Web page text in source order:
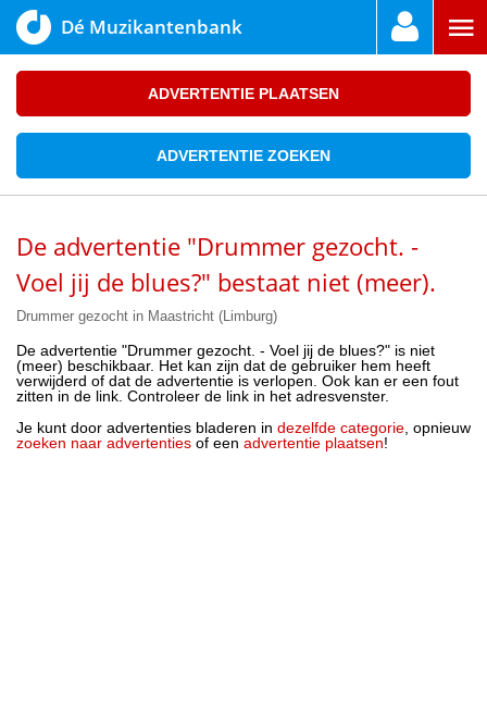
Dé Muzikantenbank
ADVERTENTIE PLAATSEN
ADVERTENTIE ZOEKEN
De advertentie "Drummer gezocht. -
Voel jij de blues?" bestaat niet (meer).
Drummer gezocht in Maastricht (Limburg)
De advertentie "Drummer gezocht. - Voel jij de blues?" is niet
(meer) beschikbaar. Het kan zijn dat de gebruiker hem heeft
verwijderd of dat de advertentie is verlopen. Ook kan er een fout
zitten in de link. Controleer de link in het adresvenster.
Je kunt door advertenties bladeren in dezelfde categorie , opnieuw
zoeken naar advertenties of een advertentie plaatsen!